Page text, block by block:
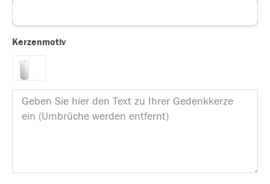
Kerzenmotiv